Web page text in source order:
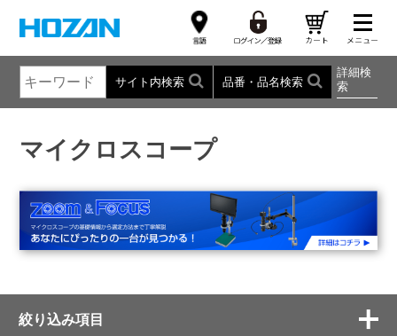
サイト内検索 品番・品名検索
詳細検
索
マイクロスコープ
絞り込み項目